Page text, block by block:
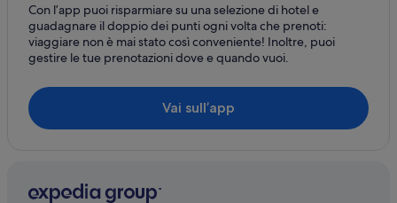
Piemonte: Hotel economici
Piemonte: Hotel con bar
Piemonte: Resort e hotel con spa
Piemonte: Hotel con animali ammessi
Quadrilatero Romano: Hotel con bar
Con l’app puoi risparmiare su una selezione di hotel e
guadagnare il doppio dei punti ogni volta che prenoti:
viaggiare non è mai stato così conveniente! Inoltre, puoi
gestire le tue prenotazioni dove e quando vuoi.
Vai sull’app